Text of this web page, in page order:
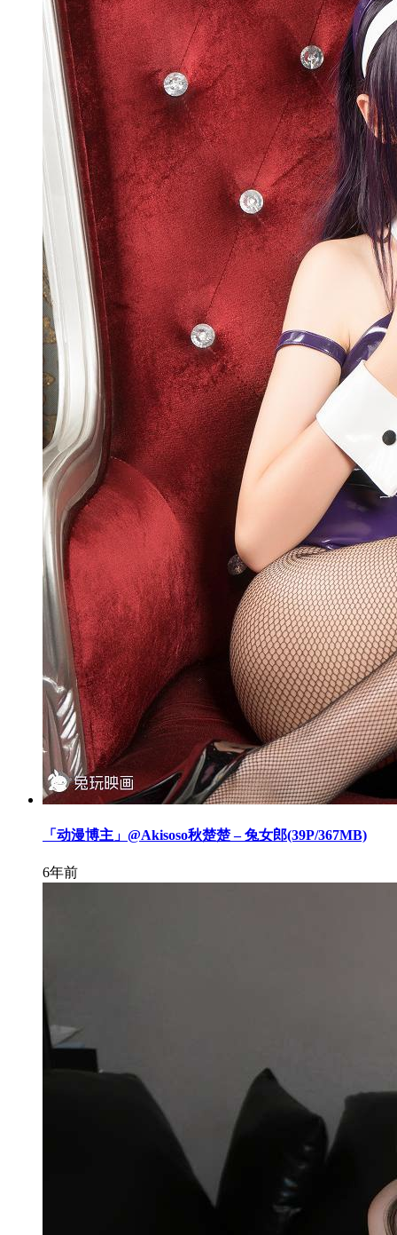
「动漫博主」@Akisoso秋楚楚 – 兔女郎(39P/367MB)
6年前